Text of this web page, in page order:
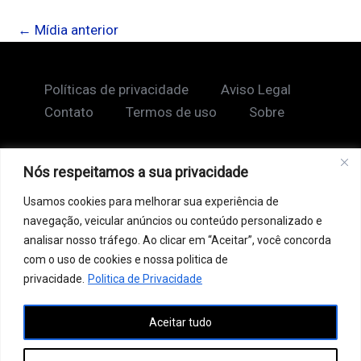
Nós respeitamos a sua privacidade
Usamos cookies para melhorar sua experiência de
navegação, veicular anúncios ou conteúdo personalizado e
analisar nosso tráfego. Ao clicar em “Aceitar”, você concorda
com o uso de cookies e nossa politica de
privacidade. Politica de Privacidade
Aceitar tudo
← Mídia anterior
Políticas de privacidade
Aviso Legal
Contato
Termos de uso Sobre
Ao acessar este site, você concorda com nossos
Termos de Uso e Política de Privacidade. Este site
pode conter links patrocinados, incluindo do Google
AdSense, e links de afiliados. Podemos receber uma
comissão por vendas feitas através desses links. o
conteúdo aqui presente, incluindo textos, é protegido
por direitos autorais e não pode ser reproduzido,